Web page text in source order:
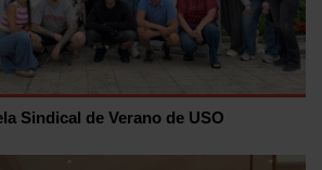
Sindical de Verano de USO